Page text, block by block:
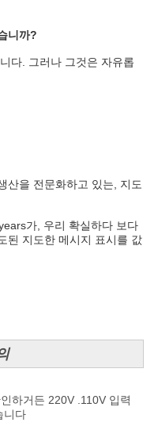
니까?
다. 그러나 그것은 자유롭
산을 전문화하고 있는, 지도
가, 우리 확실하다 보다
된 지도한 메시지 표시를 값
하거든 220V .110V 입력
니다